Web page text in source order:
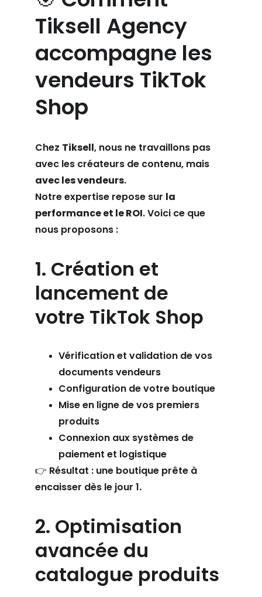
Tiksell Agency
accompagne les
vendeurs TikTok
Shop
Chez Tiksell, nous ne travaillons pas
avec les créateurs de contenu, mais
avec les vendeurs.
Notre expertise repose sur la
performance et le ROI. Voici ce que
nous proposons :
1. Création et
lancement de
votre TikTok Shop
Vérification et validation de vos
documents vendeurs
Configuration de votre boutique
Mise en ligne de vos premiers
produits
Connexion aux systèmes de
paiement et logistique
👉 Résultat : une boutique prête à
encaisser dès le jour 1.
2. Optimisation
avancée du
catalogue produits